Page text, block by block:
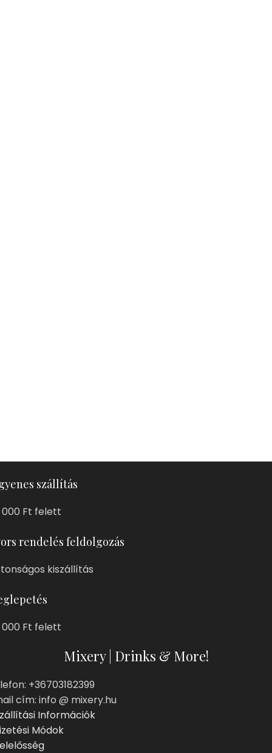
szállítás
000 Ft felett
rendelés feldolgozás
kiszállítás
000 Ft felett
Mixery | Drinks & More!
+36703182399
cím: info @ mixery.hu
Információk
Módok